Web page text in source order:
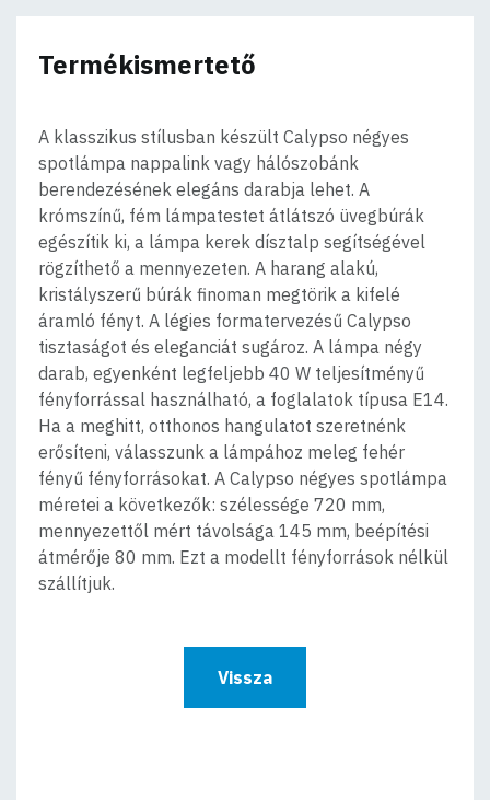
Termékismertető
A klasszikus stílusban készült Calypso négyes
spotlámpa nappalink vagy hálószobánk
berendezésének elegáns darabja lehet. A
krómszínű, fém lámpatestet átlátszó üvegbúrák
egészítik ki, a lámpa kerek dísztalp segítségével
rögzíthető a mennyezeten. A harang alakú,
kristályszerű búrák finoman megtörik a kifelé
áramló fényt. A légies formatervezésű Calypso
tisztaságot és eleganciát sugároz. A lámpa négy
darab, egyenként legfeljebb 40 W teljesítményű
fényforrással használható, a foglalatok típusa E14.
Ha a meghitt, otthonos hangulatot szeretnénk
erősíteni, válasszunk a lámpához meleg fehér
fényű fényforrásokat. A Calypso négyes spotlámpa
méretei a következők: szélessége 720 mm,
mennyezettől mért távolsága 145 mm, beépítési
átmérője 80 mm. Ezt a modellt fényforrások nélkül
szállítjuk.
Vissza